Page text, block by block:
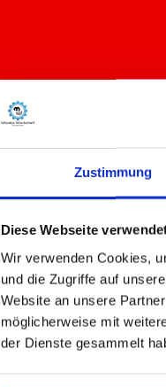
Zustimmung
Diese Webseite
Wir verwenden Cookies,
und die Zugriffe auf
Website an unsere
möglicherweise mit
der Dienste gesammelt